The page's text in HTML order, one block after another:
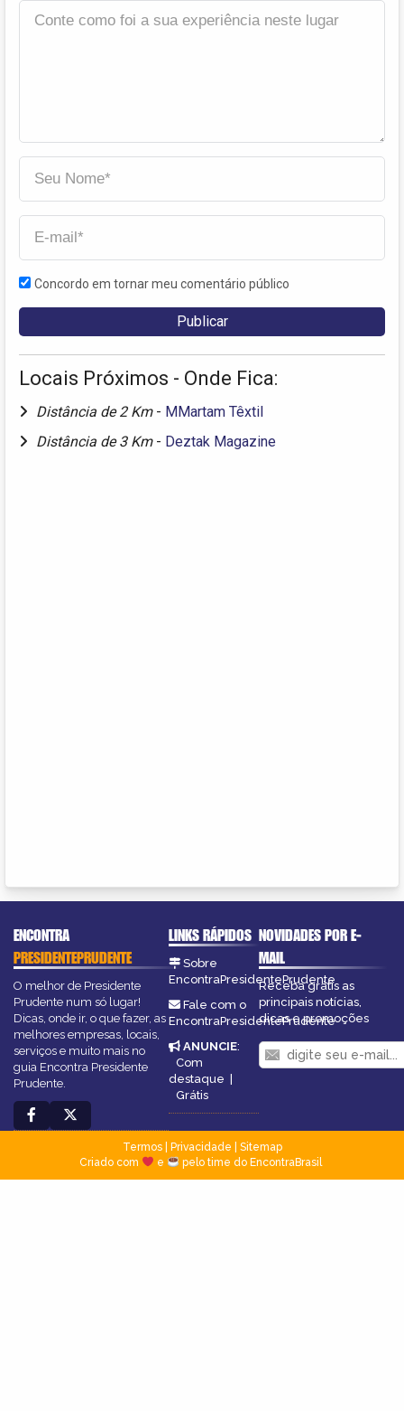
Concordo em tornar meu comentário público
Locais Próximos - Onde Fica:
Distância de 2 Km - MMartam Têxtil
Distância de 3 Km - Deztak Magazine
ENCONTRA
PRESIDENTEPRUDENTE
O melhor de Presidente
Prudente num só lugar!
Dicas, onde ir, o que fazer, as
melhores empresas, locais,
serviços e muito mais no
guia Encontra Presidente
Prudente.
LINKS RÁPIDOS
Sobre
EncontraPresidentePrudente
Fale com o
EncontraPresidentePrudente
ANUNCIE:
Com
destaque |
Grátis
NOVIDADES POR E-
MAIL
Receba grátis as
principais notícias,
dicas e promoções
Termos| Privacidade
Sitemap
Criado com
e pelo time do EncontraBrasil